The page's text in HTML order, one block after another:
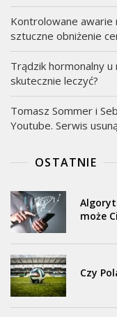
Kontrolowane awarie
sztuczne obniżenie
Trądzik hormonalny u
skutecznie leczyć?
Tomasz Sommer i
Youtube. Serwis
OSTATNIE
może
Czy